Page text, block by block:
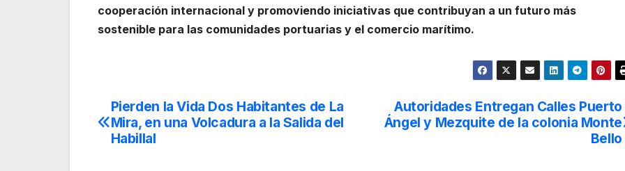
cooperación internacional y promoviendo iniciativas que contribuyan a un futuro más
sostenible para las comunidades portuarias y el comercio marítimo.
Navegación
de
Autoridades Entregan Calles Puerto
Ángel y Mezquite de la colonia Monte
Bello
Pierden la Vida Dos Habitantes de La
Mira, en una Volcadura a la Salida del
Habillal